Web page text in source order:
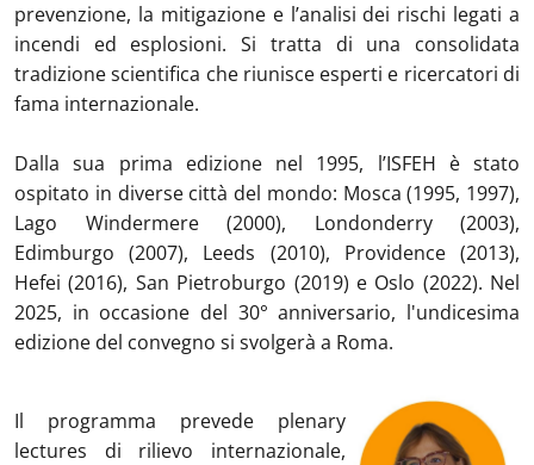
prevenzione, la mitigazione e l’analisi dei rischi legati a
incendi ed esplosioni. Si tratta di una consolidata
tradizione scientifica che riunisce esperti e ricercatori di
fama internazionale.
Dalla sua prima edizione nel 1995, l’ISFEH è stato
ospitato in diverse città del mondo: Mosca (1995, 1997),
Lago Windermere (2000), Londonderry (2003),
Edimburgo (2007), Leeds (2010), Providence (2013),
Hefei (2016), San Pietroburgo (2019) e Oslo (2022). Nel
2025, in occasione del 30° anniversario, l'undicesima
edizione del convegno si svolgerà a Roma.
Il programma prevede plenary
lectures di rilievo internazionale,